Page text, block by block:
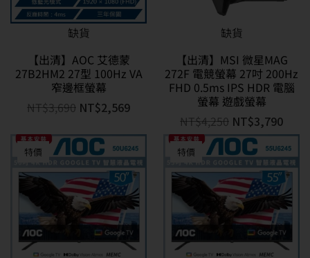
缺貨
【出清】AOC 艾德蒙
27B2HM2 27型 100Hz VA
窄邊框螢幕
NT$3,690 NT$2,569
缺貨
【出清】MSI 微星MAG
272F 電競螢幕 27吋 200Hz
FHD 0.5ms IPS HDR 電腦
螢幕 遊戲螢幕
NT$4,250 NT$3,790
特價 特價